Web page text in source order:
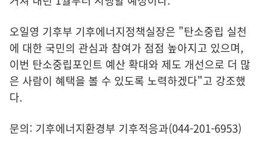
오일영 기후부 기후에너지정책실장은 "탄소중립 실천
에 대한 국민의 관심과 참여가 점점 높아지고 있으며,
이번 탄소중립포인트 예산 확대와 제도 개선으로 더 많
은 사람이 혜택을 볼 수 있도록 노력하겠다"고 강조했
다.
문의: 기후에너지환경부 기후적응과(044-201-6953)